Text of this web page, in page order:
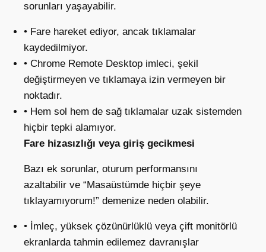
sorunları yaşayabilir.
• Fare hareket ediyor, ancak tıklamalar
kaydedilmiyor.
• Chrome Remote Desktop imleci, şekil
değiştirmeyen ve tıklamaya izin vermeyen bir
noktadır.
• Hem sol hem de sağ tıklamalar uzak sistemden
hiçbir tepki alamıyor.
Fare hizasızlığı veya giriş gecikmesi
Bazı ek sorunlar, oturum performansını
azaltabilir ve “Masaüstümde hiçbir şeye
tıklayamıyorum!” demenize neden olabilir.
• İmleç, yüksek çözünürlüklü veya çift monitörlü
ekranlarda tahmin edilemez davranışlar